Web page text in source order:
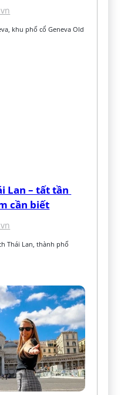
khu phố cổ Geneva Old
Lan – tất tần
cần biết
Thái Lan, thành phố